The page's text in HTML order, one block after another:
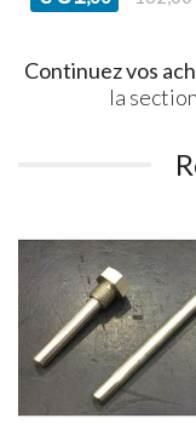
Continuez vos
la section